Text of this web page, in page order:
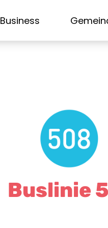
Business
Buslinie